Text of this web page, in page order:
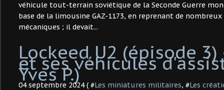
véhicule tout-terrain soviétique de la Seconde Guerre
base de la limousine GAZ-1173, en reprenant de
mécaniques ; il devait...
Lockeed U2 (épisode 3)
et ses véhicules
Yves P.)
04 septembre 2024 ( #Les miniatures militaires, #Les